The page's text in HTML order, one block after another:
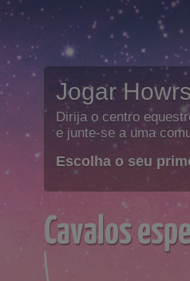
Jogar
Dirija o centro
e junte-se a uma
Escolha o seu
Cavalos